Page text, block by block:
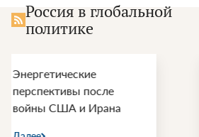
Россия в глобальной
политике
Геополитический
«цугцванг»: зачем
Еревану опасная игра с